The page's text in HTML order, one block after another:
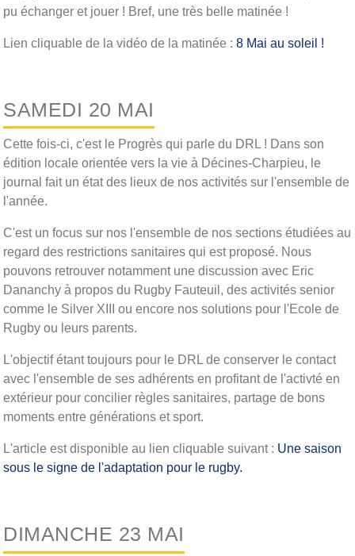
pu échanger et jouer ! Bref, une très belle matinée !
Lien cliquable de la vidéo de la matinée : 8 Mai au soleil !
SAMEDI 20 MAI
Cette fois-ci, c'est le Progrès qui parle du DRL ! Dans son
édition locale orientée vers la vie à Décines-Charpieu, le
journal fait un état des lieux de nos activités sur l'ensemble de
l'année.
C'est un focus sur nos l'ensemble de nos sections étudiées au
regard des restrictions sanitaires qui est proposé. Nous
pouvons retrouver notamment une discussion avec Eric
Dananchy à propos du Rugby Fauteuil, des activités senior
comme le Silver XIII ou encore nos solutions pour l'Ecole de
Rugby ou leurs parents.
L'objectif étant toujours pour le DRL de conserver le contact
avec l'ensemble de ses adhérents en profitant de l'activté en
extérieur pour concilier règles sanitaires, partage de bons
moments entre générations et sport.
L'article est disponible au lien cliquable suivant : Une saison
sous le signe de l'adaptation pour le rugby.
DIMANCHE 23 MAI